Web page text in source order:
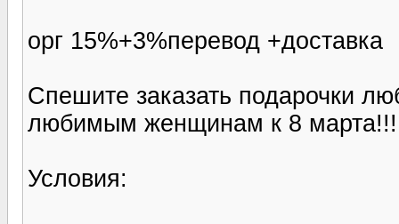
орг 15%+3%перевод +доставка
Спешите заказать подарочки
любимым женщинам к 8 марта!!!
Условия: